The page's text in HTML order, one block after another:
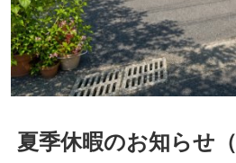
夏季休暇のお知らせ